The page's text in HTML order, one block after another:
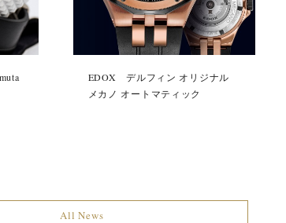
EDOX デルフィン オリジナル
メカノ オートマティック
All News